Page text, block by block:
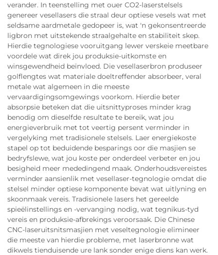
verander. In teenstelling met ouer CO2-laserstelsels
genereer vesellasers die straal deur optiese vesels wat met
seldsame aardmetale gedopeer is, wat 'n gekonsentreerde
ligbron met uitstekende straalgehalte en stabiliteit skep.
Hierdie tegnologiese vooruitgang lewer verskeie meetbare
voordele wat direk jou produksie-uitkomste en
winsgewendheid beïnvloed. Die vesellaserbron produseer
golflengtes wat materiale doeltreffender absorbeer, veral
metale wat algemeen in die meeste
vervaardigingsomgewings voorkom. Hierdie beter
absorpsie beteken dat die uitsnittyproses minder krag
benodig om dieselfde resultate te bereik, wat jou
energieverbruik met tot veertig persent verminder in
vergelyking met tradisionele stelsels. Laer energiekoste
stapel op tot beduidende besparings oor die masjien se
bedryfslewe, wat jou koste per onderdeel verbeter en jou
besigheid meer mededingend maak. Onderhoudsvereistes
verminder aansienlik met vesellaser-tegnologie omdat die
stelsel minder optiese komponente bevat wat uitlyning en
skoonmaak vereis. Tradisionele lasers het gereelde
spieëlinstellings en -vervanging nodig, wat tegnikus-tyd
vereis en produksie-afbrekings veroorsaak. Die Chinese
CNC-laseruitsnitsmasjien met veseltegnologie elimineer
die meeste van hierdie probleme, met laserbronne wat
dikwels tienduisende ure lank sonder enige diens kan werk.